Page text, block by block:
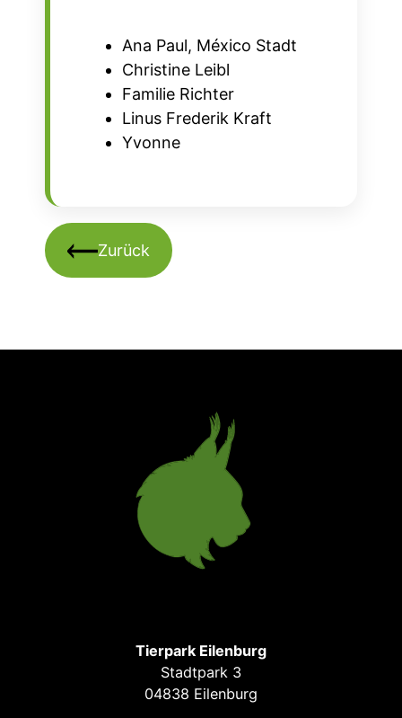
Ana Paul, México Stadt
Christine Leibl
Familie Richter
Linus Frederik Kraft
Yvonne
Zurück
Tierpark Eilenburg
Stadtpark 3
04838 Eilenburg